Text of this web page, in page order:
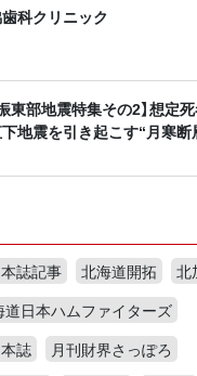
科クリニック
東部地震特集その2】想定
地震を引き起こす“月寒断
誌記事 北海道開拓
北
道日本ハムファイターズ
誌
月刊財界さっぽろ